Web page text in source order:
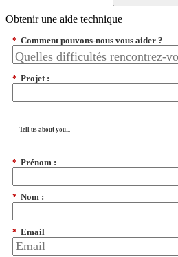
Obtenir une aide technique
* Comment pouvons-nous vous aider ?
* Projet :
Tell us about you...
* Prénom :
* Nom :
* Email